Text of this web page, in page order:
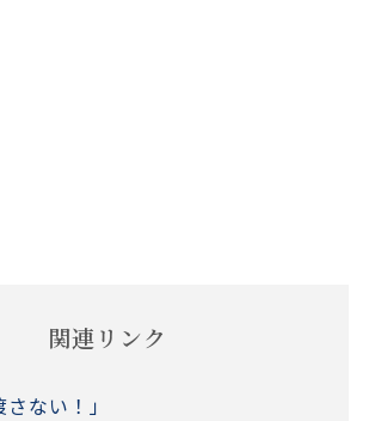
関連リンク
さない！」